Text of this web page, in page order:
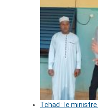
Tchad : le